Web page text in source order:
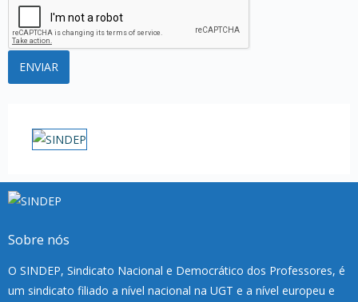
Sobre nós
O SINDEP, Sindicato Nacional e Democrático dos Professores, é
um sindicato filiado a nível nacional na UGT e a nível europeu e